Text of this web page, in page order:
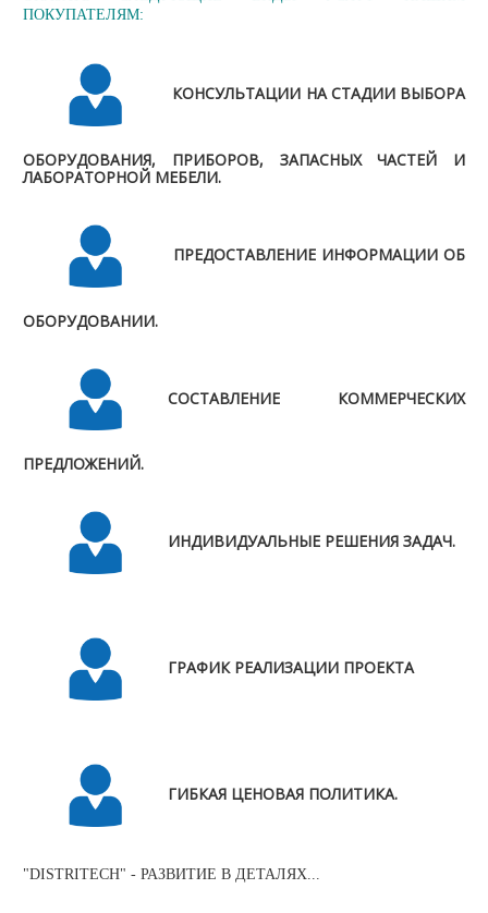
ПОКУПАТЕЛЯМ:
КОНСУЛЬТАЦИИ НА СТАДИИ ВЫБОРА
ОБОРУДОВАНИЯ, ПРИБОРОВ, ЗАПАСНЫХ ЧАСТЕЙ И
ЛАБОРАТОРНОЙ МЕБЕЛИ.
ПРЕДОСТАВЛЕНИЕ ИНФОРМАЦИИ ОБ
ОБОРУДОВАНИИ.
СОСТАВЛЕНИЕ КОММЕРЧЕСКИХ
ПРЕДЛОЖЕНИЙ.
ИНДИВИДУАЛЬНЫЕ РЕШЕНИЯ ЗАДАЧ.
ГРАФИК РЕАЛИЗАЦИИ ПРОЕКТА
ГИБКАЯ ЦЕНОВАЯ ПОЛИТИКА.
"DISTRITECH" - РАЗВИТИЕ В ДЕТАЛЯХ...